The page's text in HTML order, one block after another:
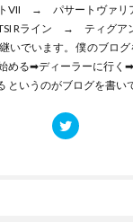
VII → パサートヴァリ
Rライン → ティグアン
いでいます。 僕のブロ
める➡︎ディーラーに行く
というのがブログを書い